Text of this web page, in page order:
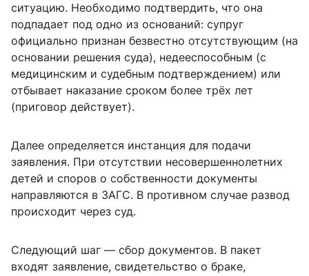
ситуацию. Необходимо подтвердить, что она
подпадает под одно из оснований: супруг
официально признан безвестно отсутствующим (на
основании решения суда), недееспособным (с
медицинским и судебным подтверждением) или
отбывает наказание сроком более трёх лет
(приговор действует).
Далее определяется инстанция для подачи
заявления. При отсутствии несовершеннолетних
детей и споров о собственности документы
направляются в ЗАГС. В противном случае развод
происходит через суд.
Следующий шаг — сбор документов. В пакет
входят заявление, свидетельство о браке,